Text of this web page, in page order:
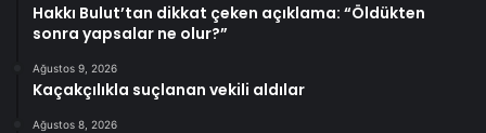
Hakkı Bulut’tan dikkat çeken açıklama: “Öldükten
sonra yapsalar ne olur?”
Ağustos 9, 2026
Kaçakçılıkla suçlanan vekili aldılar
Ağustos 8, 2026